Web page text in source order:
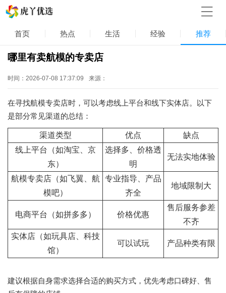
首页 热点 生活 经验 推荐
哪里有卖航模的专卖店
时间：2026-07-08 17:37:09 来源：
在寻找航模专卖店时，可以考虑线上平台和线下实体店。以下
是部分常见渠道的总结：
渠道类型 优点
缺点
线上平台（如淘宝、京
东）
选择多、价格透
明
无法实地体验
航模专卖店（如飞翼、航
模吧）
专业指导、产品
齐全
地域限制大
电商平台（如拼多多） 价格优惠
售后服务参差
不齐
实体店（如玩具店、科技
馆）
可以试玩 产品种类有限
建议根据自身需求选择合适的购买方式，优先考虑口碑好、售